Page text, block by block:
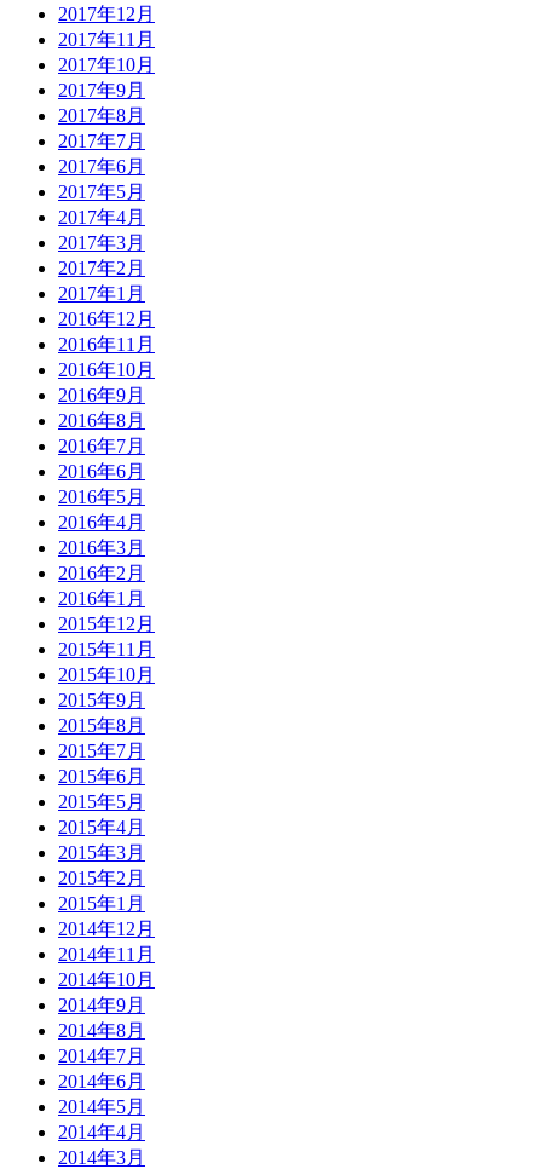
2017年12月
2017年11月
2017年10月
2017年9月
2017年8月
2017年7月
2017年6月
2017年5月
2017年4月
2017年3月
2017年2月
2017年1月
2016年12月
2016年11月
2016年10月
2016年9月
2016年8月
2016年7月
2016年6月
2016年5月
2016年4月
2016年3月
2016年2月
2016年1月
2015年12月
2015年11月
2015年10月
2015年9月
2015年8月
2015年7月
2015年6月
2015年5月
2015年4月
2015年3月
2015年2月
2015年1月
2014年12月
2014年11月
2014年10月
2014年9月
2014年8月
2014年7月
2014年6月
2014年5月
2014年4月
2014年3月